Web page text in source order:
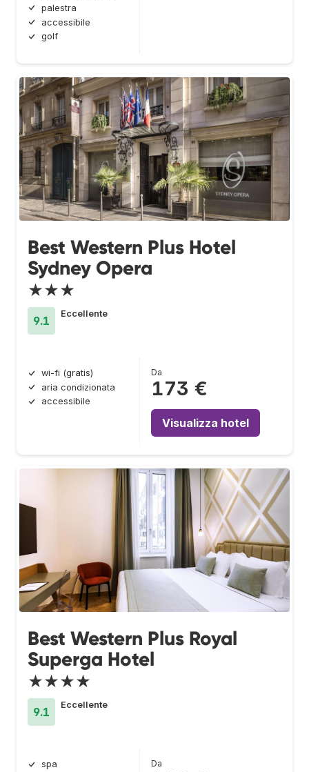
palestra
accessibile
golf
Best Western Plus Hotel
Sydney Opera
★★★
9.1
Eccellente
wi-fi (gratis)
aria condizionata
accessibile
Da
173 €
Visualizza hotel
Best Western Plus Royal
Superga Hotel
★★★★
9.1
Eccellente
spa
Da